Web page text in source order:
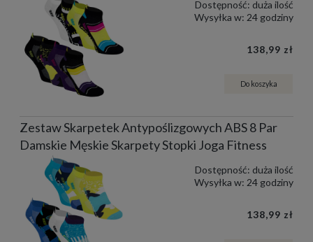
Dostępność: duża ilość
Wysyłka w: 24 godziny
138,99 zł
Do koszyka
Zestaw Skarpetek Antypoślizgowych ABS 8 Par
Damskie Męskie Skarpety Stopki Joga Fitness
Dostępność: duża ilość
Wysyłka w: 24 godziny
138,99 zł